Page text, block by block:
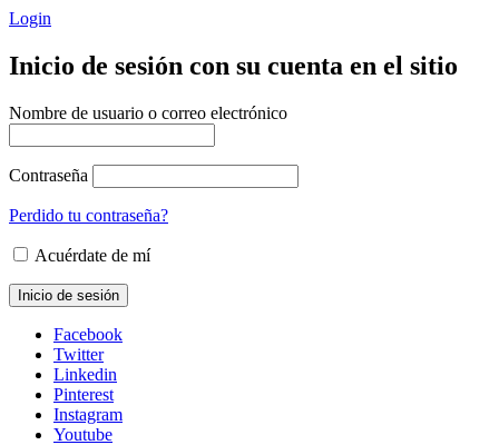
Login
Inicio de sesión con su cuenta en el sitio
Nombre de usuario o correo electrónico
Contraseña
Perdido tu contraseña?
Acuérdate de mí
Facebook
Twitter
Linkedin
Pinterest
Instagram
Youtube